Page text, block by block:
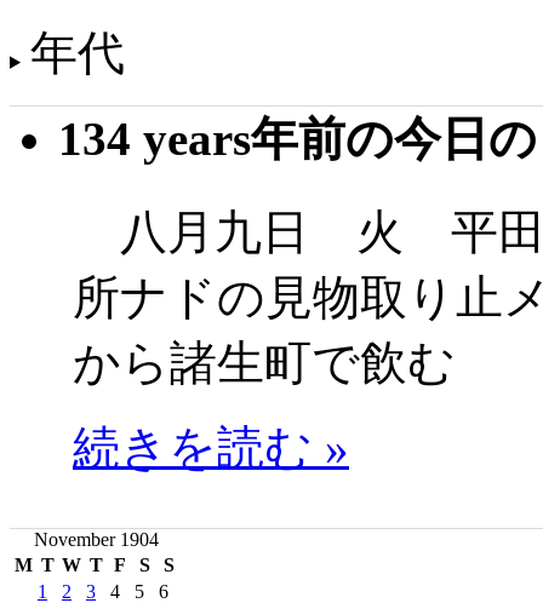
年代
134 years年前の今日
八月九日 火 平田
所ナドの見物取り止
から諸生町で飲む
続きを読む »
November 1904
M T W T F S S
1 2 3 4 5
6